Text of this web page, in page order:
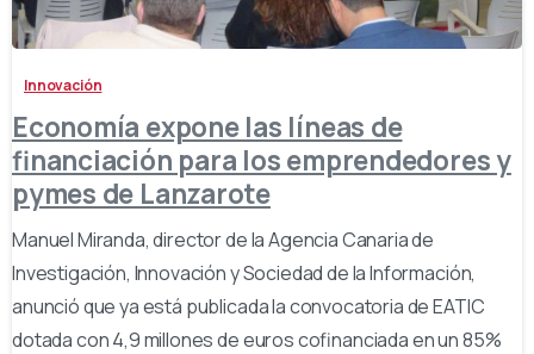
Innovación
Economía expone las líneas de
financiación para los emprendedores y
pymes de Lanzarote
Manuel Miranda, director de la Agencia Canaria de
Investigación, Innovación y Sociedad de la Información,
anunció que ya está publicada la convocatoria de EATIC
dotada con 4,9 millones de euros cofinanciada en un 85%